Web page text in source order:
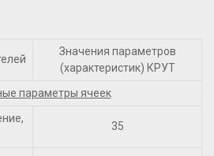
Значения параметров
(характеристик) КРУТ
параметры ячеек
35